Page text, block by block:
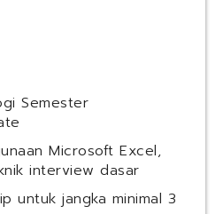
Semester
Microsoft Excel,
interview dasar
untuk jangka minimal 3